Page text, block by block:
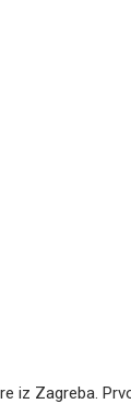
iz Zagreba.